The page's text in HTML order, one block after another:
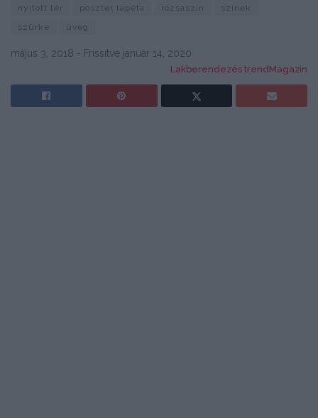
nyitott tér
poszter tapéta rózsaszín
színek
szürke
üveg
május 3, 2018 - Frissítve január 14, 2020
Lakberendezés trendMagazin